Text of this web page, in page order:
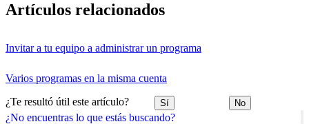
¿No encuentras lo que estás buscando?
Artículos relacionados
Invitar a tu equipo a administrar un programa
Varios programas en la misma cuenta
¿Te resultó útil este artículo? Sí No